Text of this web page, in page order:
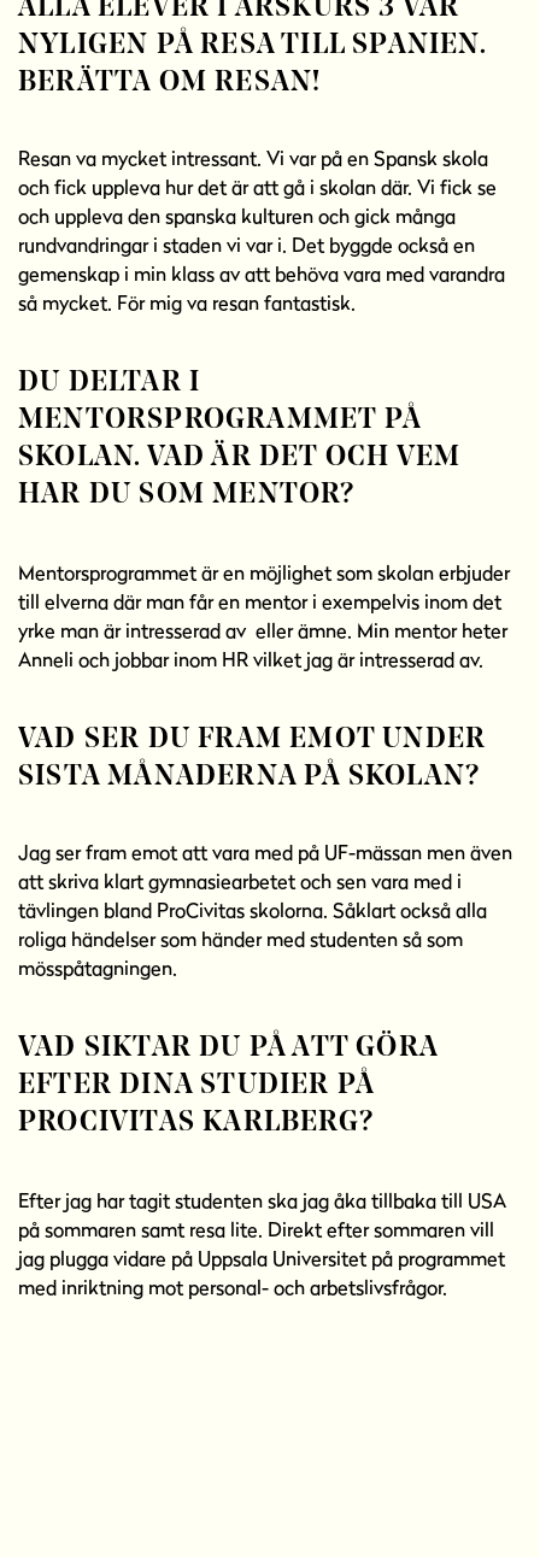
ALLA ELEVER I ÅRSKURS 3 VAR
NYLIGEN PÅ RESA TILL SPANIEN.
BERÄTTA OM RESAN!
Resan va mycket intressant. Vi var på en Spansk skola
och fick uppleva hur det är att gå i skolan där. Vi fick se
och uppleva den spanska kulturen och gick många
rundvandringar i staden vi var i. Det byggde också en
gemenskap i min klass av att behöva vara med varandra
så mycket. För mig va resan fantastisk.
DU DELTAR I
MENTORSPROGRAMMET PÅ
SKOLAN. VAD ÄR DET OCH VEM
HAR DU SOM MENTOR?
Mentorsprogrammet är en möjlighet som skolan erbjuder
till elverna där man får en mentor i exempelvis inom det
yrke man är intresserad av eller ämne. Min mentor heter
Anneli och jobbar inom HR vilket jag är intresserad av.
VAD SER DU FRAM EMOT UNDER
SISTA MÅNADERNA PÅ SKOLAN?
Jag ser fram emot att vara med på UF-mässan men även
att skriva klart gymnasiearbetet och sen vara med i
tävlingen bland ProCivitas skolorna. Såklart också alla
roliga händelser som händer med studenten så som
mösspåtagningen.
VAD SIKTAR DU PÅ ATT GÖRA
EFTER DINA STUDIER PÅ
PROCIVITAS KARLBERG?
Efter jag har tagit studenten ska jag åka tillbaka till USA
på sommaren samt resa lite. Direkt efter sommaren vill
jag plugga vidare på Uppsala Universitet på programmet
med inriktning mot personal- och arbetslivsfrågor.